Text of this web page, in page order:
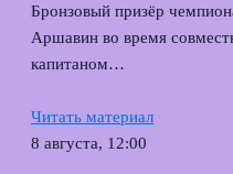
Бронзовый призёр
Аршавин во время
капитаном…
Читать материал
8 августа, 12:00